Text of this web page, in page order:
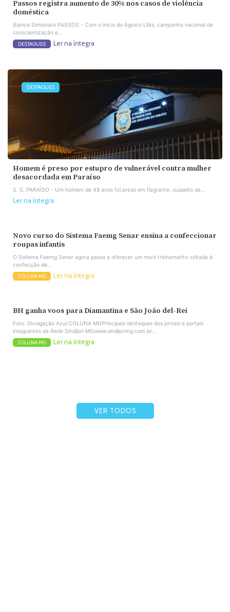
Passos registra aumento de 30% nos casos de violência
doméstica
Bianca Simionato PASSOS - Com o início do Agosto Lilás, campanha nacional de
conscientização e...
DESTAQUES Ler na íntegra
DESTAQUES
Homem é preso por estupro de vulnerável contra mulher
desacordada em Paraíso
S. S. PARAÍSO - Um homem de 48 anos foi preso em flagrante, suspeito de...
Ler na íntegra
Novo curso do Sistema Faemg Senar ensina a confeccionar
roupas infantis
O Sistema Faemg Senar agora passa a oferecer um novo treinamento voltado à
confecção de...
COLUNA MG Ler na íntegra
BH ganha voos para Diamantina e São João del-Rei
Foto: Divulgação Azul COLUNA MGPrincipais destaques dos jornais e portais
integrantes da Rede Sindijori MGwww.sindijorimg.com.br...
COLUNA MG Ler na íntegra
VER TODOS